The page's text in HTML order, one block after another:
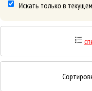
Искать только в